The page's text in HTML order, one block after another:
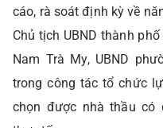
cáo, rà soát định kỳ về
Chủ tịch UBND thành
Nam Trà My, UBND
trong công tác tổ chức
chọn được nhà thầu có